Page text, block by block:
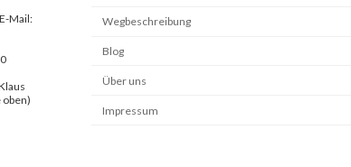
Mail:
Wegbeschreibung
Blog
Über uns
Impressum